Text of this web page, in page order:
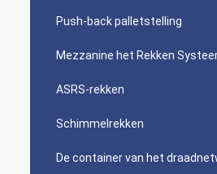
Push-back palletstelling
Mezzanine het Rekken
ASRS-rekken
Schimmelrekken
De container van het